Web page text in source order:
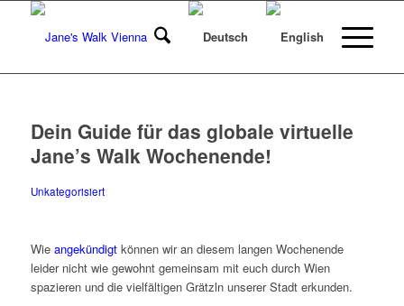
Dein Guide für das globale virtuelle
Jane’s Walk Wochenende!
Unkategorisiert
Wie angekündigtkönnen wir an diesem langen Wochenende
leider nicht wie gewohnt gemeinsam mit euch durch Wien
spazieren und die vielfältigen Grätzln unserer Stadt erkunden.